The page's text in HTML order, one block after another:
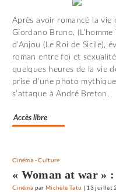
Après avoir romancé la
Giordano Bruno, (L’homme
d’Anjou (Le Roi de Sicile),
roman entre foi et
quelques heures de la vie
prise d’une photo
s’attaque à André Breton.
Accès libre
Cinéma -Culture
« Woman at war »
Cinéma par Michèle Tatu | 13 juillet